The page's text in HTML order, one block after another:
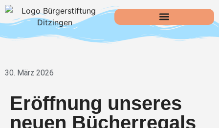
30. März 2026
Eröffnung unseres
neuen Bücherregals